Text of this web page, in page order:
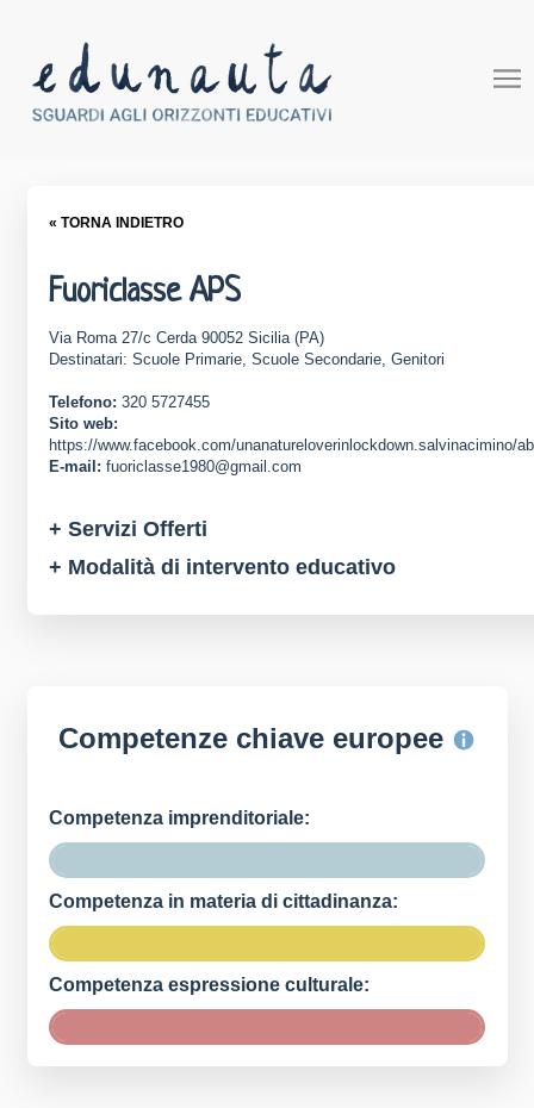
« TORNA INDIETRO
Fuoriclasse APS
Via Roma 27/c Cerda 90052 Sicilia (PA)
Destinatari: Scuole Primarie, Scuole Secondarie, Genitori
Telefono: 320 5727455
Sito web:
https://www.facebook.com/unanatureloverinlockdown.salvinacimino/
E-mail: fuoriclasse1980@gmail.com
+ Servizi Offerti
+ Modalità di intervento educativo
Competenze chiave europee
Competenza imprenditoriale:
Competenza in materia di cittadinanza:
Competenza espressione culturale: